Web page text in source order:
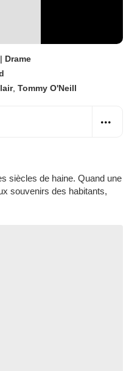
| Drame
, Tommy O'Neill
siècles de haine. Quand une
souvenirs des habitants,